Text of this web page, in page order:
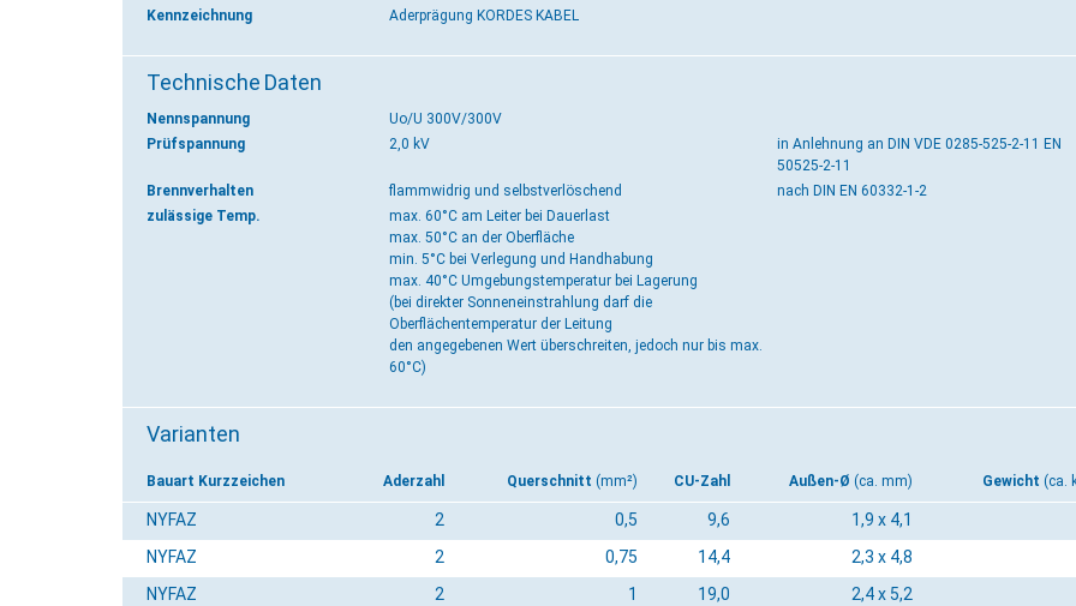
Kennzeichnung
Aderprägung KORDES KABEL
Technische Daten
Nennspannung
Uo/U 300V/300V
Prüfspannung
2,0 kV
in Anlehnung an DIN VDE 0285-525-2-11 EN
50525-2-11
Brennverhalten
flammwidrig und selbstverlöschend
nach DIN EN 60332-1-2
zulässige Temp.
max. 60°C am Leiter bei Dauerlast
max. 50°C an der Oberfläche
min. 5°C bei Verlegung und Handhabung
max. 40°C Umgebungstemperatur bei Lagerung
(bei direkter Sonneneinstrahlung darf die
Oberflächentemperatur der Leitung
den angegebenen Wert überschreiten, jedoch nur bis max.
60°C)
Varianten
Bauart Kurzzeichen Aderzahl Querschnitt (mm²) CU-Zahl Außen-Ø (ca. mm) Gewicht (ca.
NYFAZ 2 0,5 9,6 1,9 x 4,1
NYFAZ
2 0,75 14,4 2,3 x 4,8
NYFAZ
2 1 19,0 2,4 x 5,2